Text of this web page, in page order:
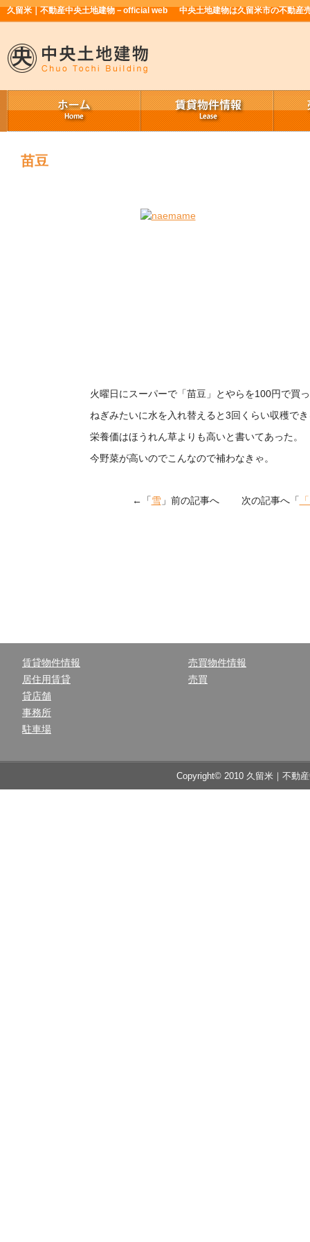
久留米｜不動産中央土地建物－official web 中央土地建物は久留米市の不動産
苗豆
火曜日にスーパーで「苗豆」とやらを100円で買
ねぎみたいに水を入れ替えると3回くらい収穫で
栄養価はほうれん草よりも高いと書いてあった。
今野菜が高いのでこんなので補わなきゃ。
←「雪」前の記事へ 次の記事へ「
賃貸物件情報
居住用賃貸
貸店舗
事務所
駐車場
売買物件情報
売買
Copyright© 2010 久留米｜不動